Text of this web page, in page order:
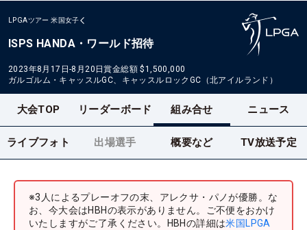
LPGAツアー 米国女子
ISPS HANDA・ワールド招待
2023年8月17日-8月20日賞金総額 $1,500,000
ガルゴルム・キャッスルGC、キャッスルロックGC（北アイルランド）
大会TOP リーダーボード 組み合せ ニュース
ライブフォト 出場選手 概要など TV放送予定
※3人によるプレーオフの末、アレクサ・パノが優勝。な
お、今大会はHBHの表示がありません。ご不便をおかけ
いたしますがご了承ください。HBHの詳細は米国LPGA